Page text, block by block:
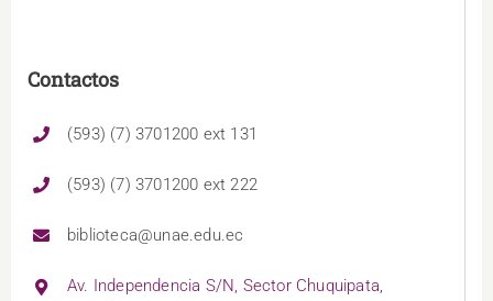
Contactos
(593) (7) 3701200 ext 131
(593) (7) 3701200 ext 222
biblioteca@unae.edu.ec
Av. Independencia S/N, Sector Chuquipata,